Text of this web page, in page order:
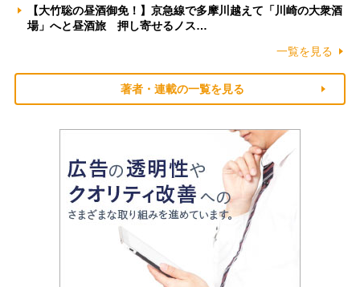
【大竹聡の昼酒御免！】京急線で多摩川越えて「川崎の大衆酒
場」へと昼酒旅 押し寄せるノス…
一覧を見る
著者・連載の一覧を見る